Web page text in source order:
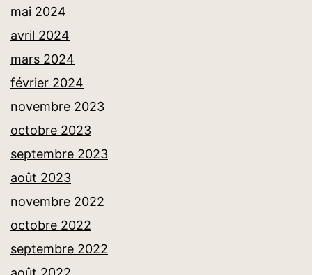
mai 2024
avril 2024
mars 2024
février 2024
novembre 2023
octobre 2023
septembre 2023
août 2023
novembre 2022
octobre 2022
septembre 2022